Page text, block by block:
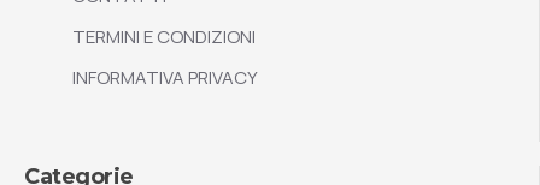
TERMINI E CONDIZIONI
INFORMATIVA PRIVACY
Categorie